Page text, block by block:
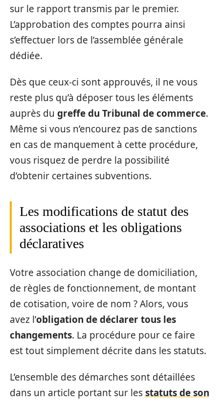
sur le rapport transmis par le premier.
L’approbation des comptes pourra ainsi
s’effectuer lors de l’assemblée générale
dédiée.
Dès que ceux-ci sont approuvés, il ne vous
reste plus qu’à déposer tous les éléments
auprès du greffe du Tribunal de commerce.
Même si vous n’encourez pas de sanctions
en cas de manquement à cette procédure,
vous risquez de perdre la possibilité
d’obtenir certaines subventions.
Les modifications de statut des
associations et les obligations
déclaratives
Votre association change de domiciliation,
de règles de fonctionnement, de montant
de cotisation, voire de nom ? Alors, vous
avez l’obligation de déclarer tous les
changements. La procédure pour ce faire
est tout simplement décrite dans les statuts.
L’ensemble des démarches sont détaillées
dans un article portant sur lesstatuts de son